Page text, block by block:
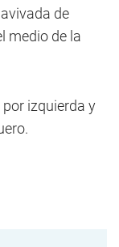
de
medio de la
izquierda y